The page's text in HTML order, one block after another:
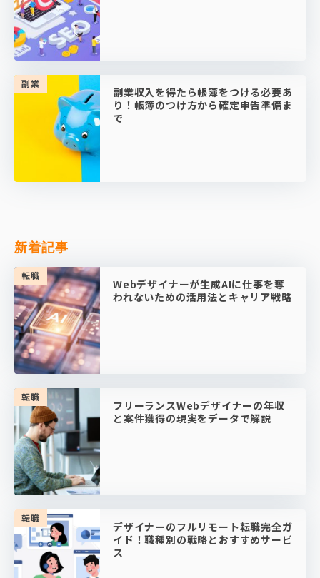
副業
副業収入を得たら帳簿をつける必要あ
り！帳簿のつけ方から確定申告準備ま
で
新着記事
転職
Webデザイナーが生成AIに仕事を奪
われないための活用法とキャリア戦略
転職
フリーランスWebデザイナーの年収
と案件獲得の現実をデータで解説
転職
デザイナーのフルリモート転職完全ガ
イド！職種別の戦略とおすすめサービ
ス